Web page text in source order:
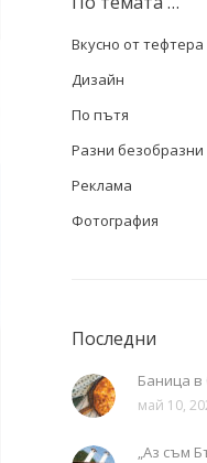
Вкусно от
Дизайн
По пътя
Разни безобразни
Реклама
Фотография
Последни
Баница в
май 10,
„Аз съм